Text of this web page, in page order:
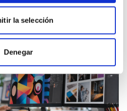
la selección
Denegar
DE ACTIVIDADES DE
INFANTIL Y JUVENIL
· Nivel 1